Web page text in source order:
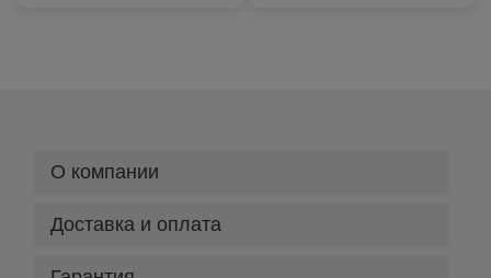
О компании
Доставка и оплата